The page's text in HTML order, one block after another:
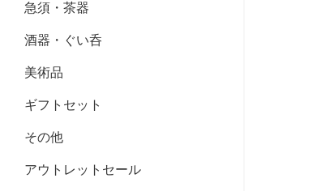
急須・茶器
酒器・ぐい呑
美術品
ギフトセット
その他
アウトレットセール